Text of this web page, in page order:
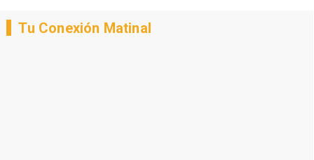
Tu Conexión Matinal